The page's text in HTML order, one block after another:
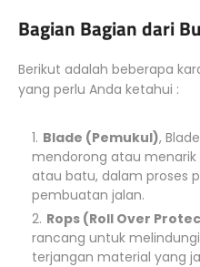
Bagian Bagian dari
Berikut adalah beberapa
yang perlu Anda ketahui :
Blade (Pemukul),
mendorong atau menarik
atau batu, dalam proses
pembuatan jalan.
Rops (Roll Over
rancang untuk
terjangan material yang